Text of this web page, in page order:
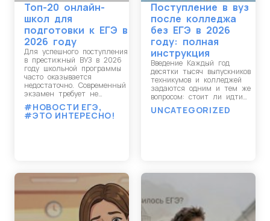
Топ-20 онлайн-
школ для
подготовки к ЕГЭ в
2026 году
Для успешного поступления
в престижный ВУЗ в 2026
году школьной программы
часто оказывается
недостаточно. Современный
экзамен требует не…
#НОВОСТИ ЕГЭ,
#ЭТО ИНТЕРЕСНО!
Поступление в вуз
после колледжа
без ЕГЭ в 2026
году: полная
инструкция
Введение Каждый год
десятки тысяч выпускников
техникумов и колледжей
задаются одним и тем же
вопросом: стоит ли идти…
UNCATEGORIZED